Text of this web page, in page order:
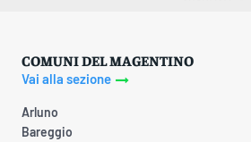
COMUNI DEL MAGENTINO
Vai alla sezione
Arluno
Bareggio